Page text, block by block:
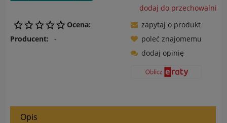
dodaj do przechowalni
Ocena:
Producent:
-
zapytaj o produkt
poleć znajomemu
dodaj opinię
Opis